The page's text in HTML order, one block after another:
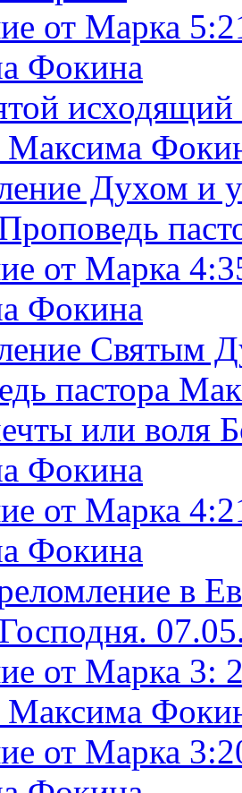
от Марка
Фокина
Максима
Духом и
от Марка
Фокина
Святым
пастора
или воля
Фокина
от Марка
Фокина
в
от Марка 3:
Максима
от Марка